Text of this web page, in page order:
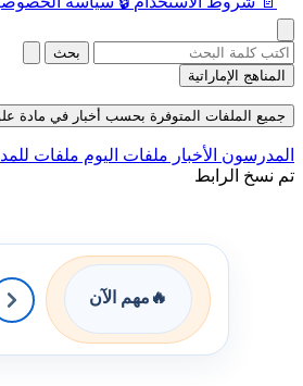
بحث
المناهج الإماراتية
جميع الملفات المتوفرة بحسب أخبار في مادة علوم
المدرسون الأخبار ملفات اليوم ملفات
تم نسخ الرابط
🔥 مهم الآن